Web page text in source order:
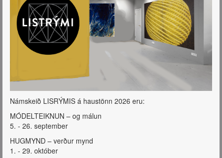
Námskeið LISRÝMIS á haustönn 2026 eru:
MÓDELTEIKNUN – og málun
5. - 26. september
HUGMYND – verður mynd
1. - 29. október